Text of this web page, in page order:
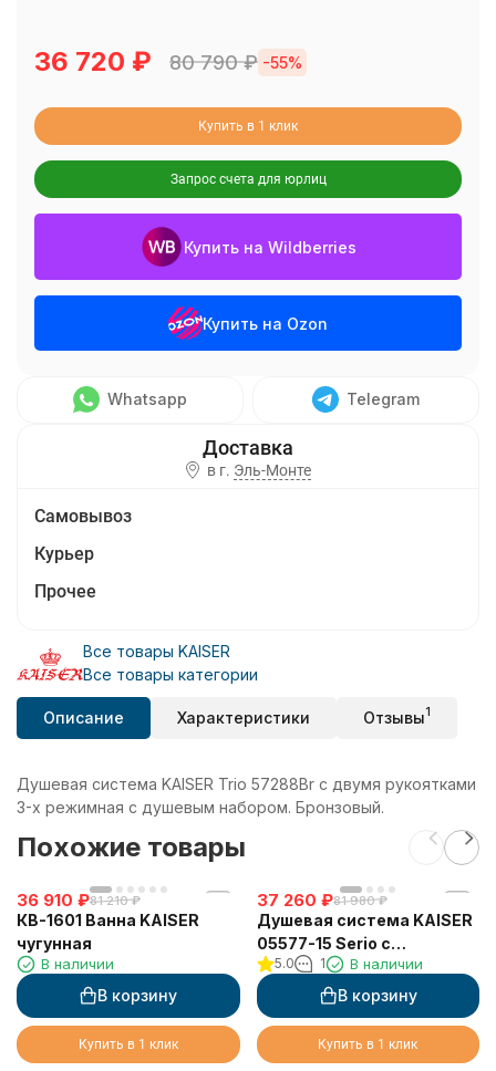
36 720 ₽ 80 790₽ -55%
Купить в 1 клик
Запрос счета для юрлиц
Купить на Wildberries
Купить на Ozon
Whatsapp Telegram
в г. Эль-Монте
Самовывоз
Курьер
Прочее
Все товары KAISER
Все товары категории
Описание Характеристики Отзывы1
Душевая система KAISER Trio 57288Br с двумя рукоятками
3-х режимная с душевым набором. Бронзовый.
Похожие товары
36 910 ₽81 210 ₽
КВ-1601 Ванна KAISER
чугунная
В наличии
В корзину
Купить в 1 клик
37 260 ₽81 980 ₽
Душевая система KAISER
05577-15 Serio с
термостатом 6282
5.0 1 В наличии
В корзину
Купить в 1 клик